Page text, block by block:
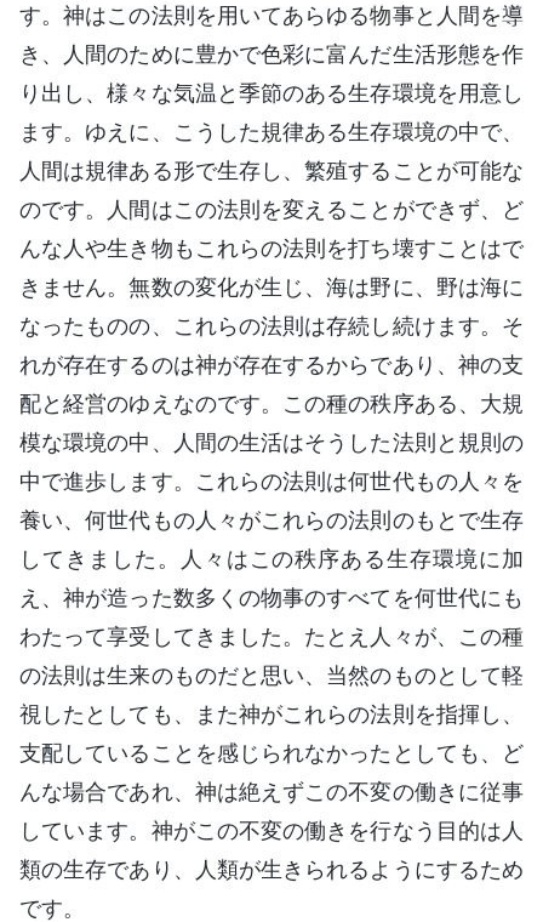
す。神はこの法則を用いてあらゆる物事と人間を導
き、人間のために豊かで色彩に富んだ生活形態を作
り出し、様々な気温と季節のある生存環境を用意し
ます。ゆえに、こうした規律ある生存環境の中で、
人間は規律ある形で生存し、繁殖することが可能な
のです。人間はこの法則を変えることができず、ど
んな人や生き物もこれらの法則を打ち壊すことはで
きません。無数の変化が生じ、海は野に、野は海に
なったものの、これらの法則は存続し続けます。そ
れが存在するのは神が存在するからであり、神の支
配と経営のゆえなのです。この種の秩序ある、大規
模な環境の中、人間の生活はそうした法則と規則の
中で進歩します。これらの法則は何世代もの人々を
養い、何世代もの人々がこれらの法則のもとで生存
してきました。人々はこの秩序ある生存環境に加
え、神が造った数多くの物事のすべてを何世代にも
わたって享受してきました。たとえ人々が、この種
の法則は生来のものだと思い、当然のものとして軽
視したとしても、また神がこれらの法則を指揮し、
支配していることを感じられなかったとしても、ど
んな場合であれ、神は絶えずこの不変の働きに従事
しています。神がこの不変の働きを行なう目的は人
類の生存であり、人類が生きられるようにするため
です。